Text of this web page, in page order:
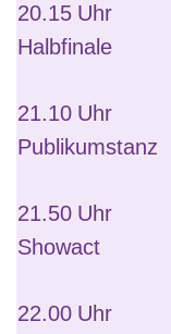
20.15 Uhr
Halbfinale
21.10 Uhr
Publikumstanz
21.50 Uhr
Showact
22.00 Uhr